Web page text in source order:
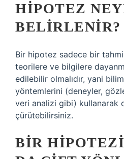
HIPOTEZ
BELIRLENIR?
Bir hipotez sadece bir
teorilere ve bilgilere
edilebilir olmalıdır, yani
yöntemlerini (deneyler,
veri analizi gibi) kullanarak
çürütebilirsiniz.
BIR